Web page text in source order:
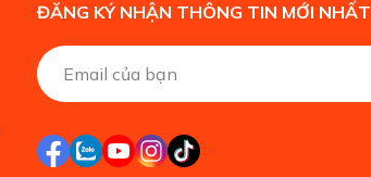
ĐĂNG KÝ NHẬN THÔNG TIN MỚI NHẤT